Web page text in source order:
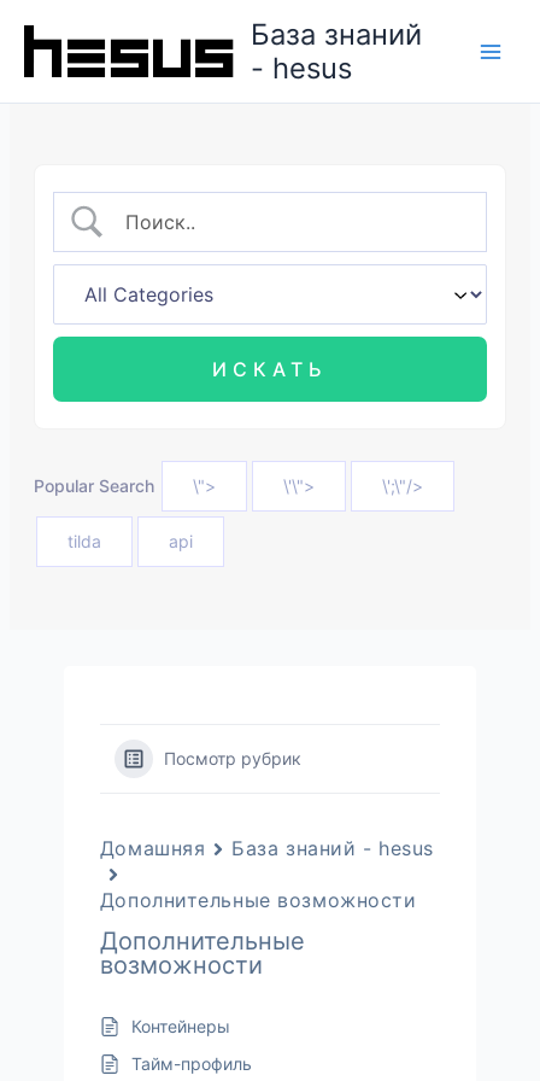
содержимому
База знаний
- hesus
Popular Search \"> \'\"> \';\"/>
tilda api
Посмотр рубрик
Домашняя База знаний - hesus
Дополнительные возможности
Дополнительные
возможности
Контейнеры
Тайм-профиль